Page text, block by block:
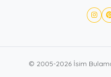
© 2005-2026 İsim